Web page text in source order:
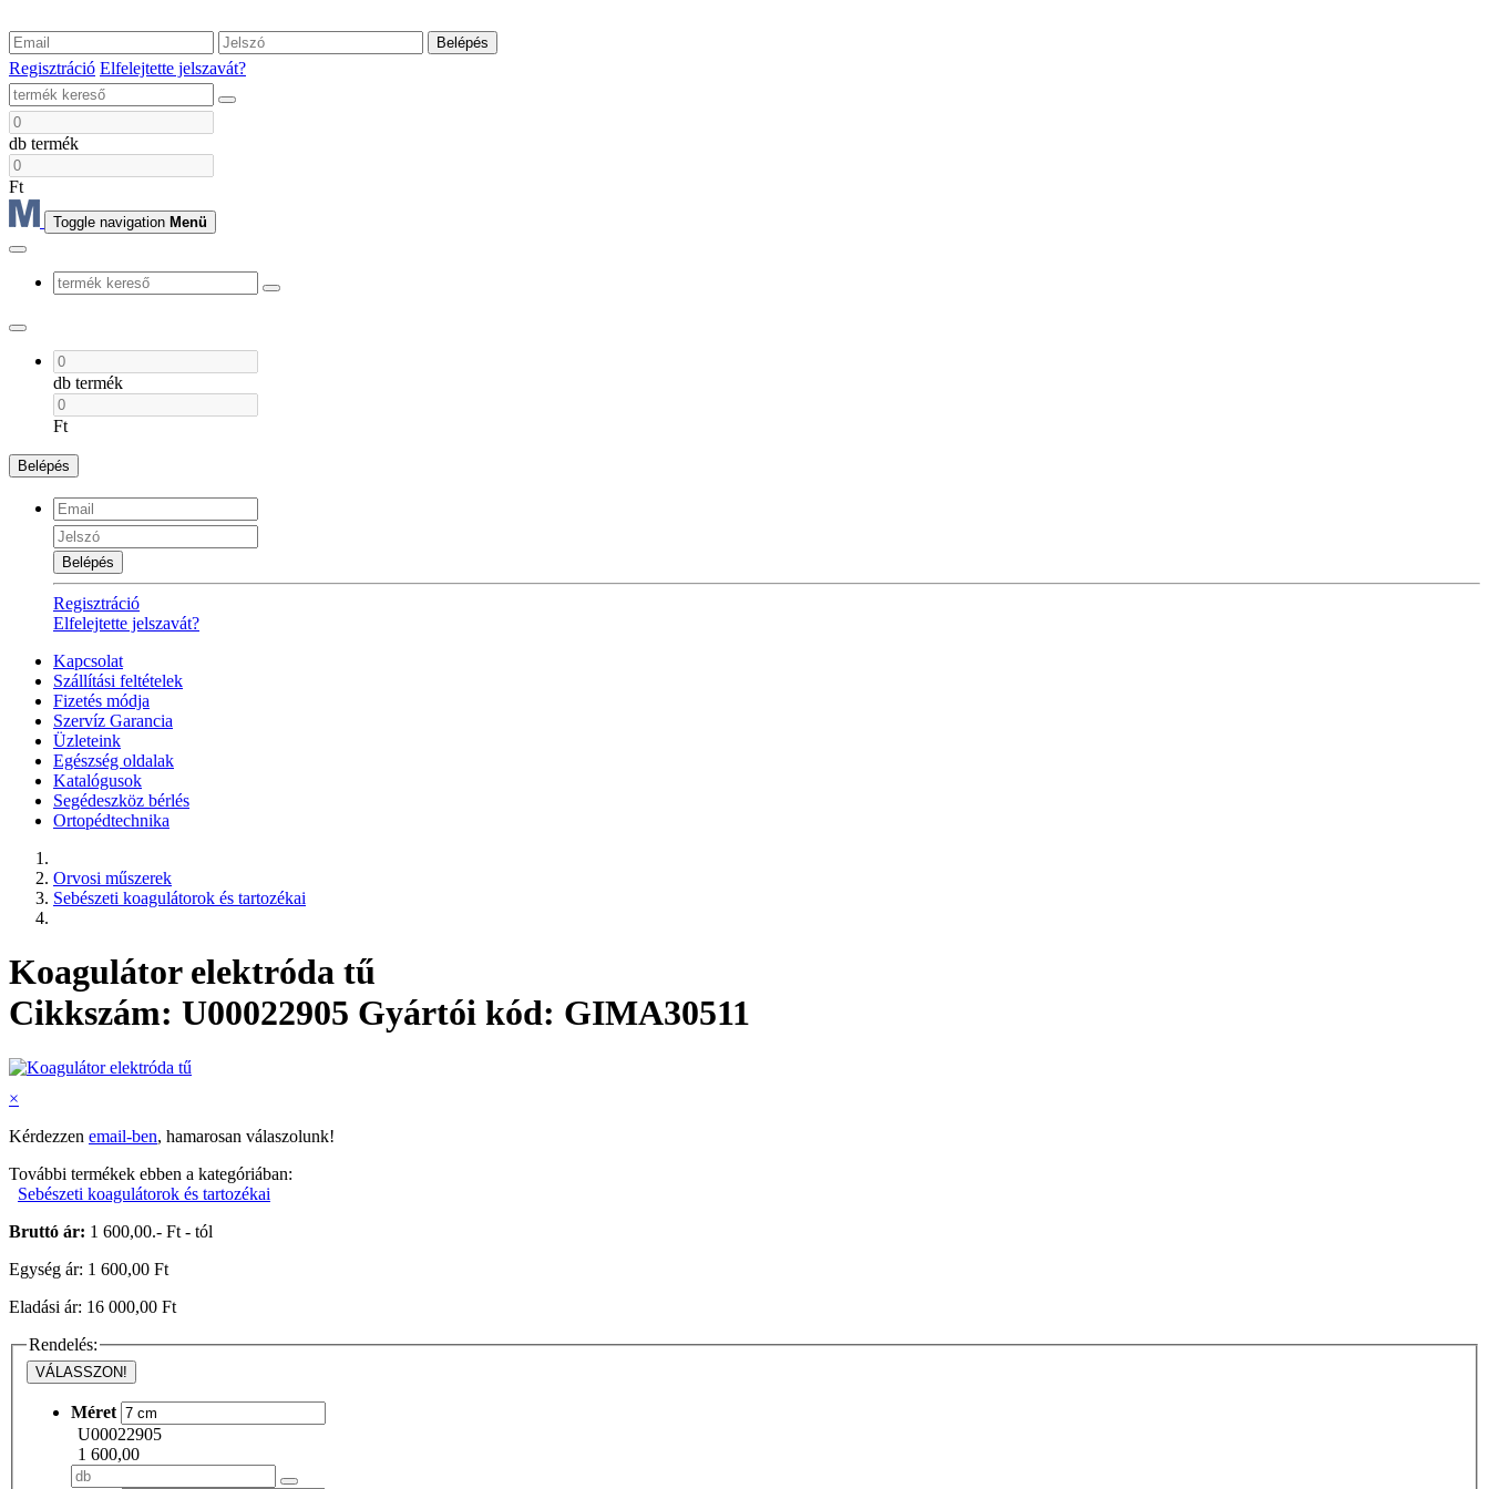
Belépés
Regisztráció Elfelejtette jelszavát?
db termék
Ft
Toggle navigation Menü
db termék
Ft
Belépés
Belépés
Regisztráció
Elfelejtette jelszavát?
Kapcsolat
Szállítási feltételek
Fizetés módja
Szervíz Garancia
Üzleteink
Egészség oldalak
Katalógusok
Segédeszköz bérlés
Ortopédtechnika
Orvosi műszerek
Sebészeti koagulátorok és tartozékai
Koagulátor elektróda tű
Cikkszám: U00022905 Gyártói kód: GIMA30511
×
Kérdezzen email-ben, hamarosan válaszolunk!
További termékek ebben a kategóriában:
Sebészeti koagulátorok és tartozékai
Bruttó ár: 1 600,00.- Ft - tól
Egység ár: 1 600,00 Ft
Eladási ár: 16 000,00 Ft
Rendelés:
VÁLASSZON!
Méret
U00022905
1 600,00